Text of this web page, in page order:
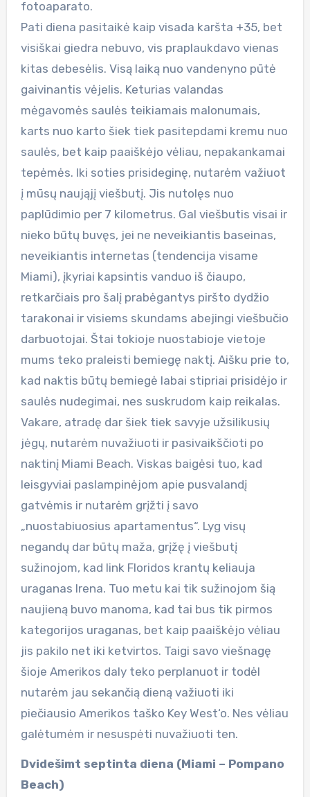
fotoaparato.
Pati diena pasitaikė kaip visada karšta +35, bet
visiškai giedra nebuvo, vis praplaukdavo vienas
kitas debesėlis. Visą laiką nuo vandenyno pūtė
gaivinantis vėjelis. Keturias valandas
mėgavomės saulės teikiamais malonumais,
karts nuo karto šiek tiek pasitepdami kremu nuo
saulės, bet kaip paaiškėjo vėliau, nepakankamai
tepėmės. Iki soties prisideginę, nutarėm važiuot
į mūsų naująjį viešbutį. Jis nutolęs nuo
paplūdimio per 7 kilometrus. Gal viešbutis visai ir
nieko būtų buvęs, jei ne neveikiantis baseinas,
neveikiantis internetas (tendencija visame
Miami), įkyriai kapsintis vanduo iš čiaupo,
retkarčiais pro šalį prabėgantys piršto dydžio
tarakonai ir visiems skundams abejingi viešbučio
darbuotojai. Štai tokioje nuostabioje vietoje
mums teko praleisti bemiegę naktį. Aišku prie to,
kad naktis būtų bemiegė labai stipriai prisidėjo ir
saulės nudegimai, nes suskrudom kaip reikalas.
Vakare, atradę dar šiek tiek savyje užsilikusių
jėgų, nutarėm nuvažiuoti ir pasivaikščioti po
naktinį Miami Beach. Viskas baigėsi tuo, kad
leisgyviai paslampinėjom apie pusvalandį
gatvėmis ir nutarėm grįžti į savo
„nuostabiuosius apartamentus“. Lyg visų
negandų dar būtų maža, grįžę į viešbutį
sužinojom, kad link Floridos krantų keliauja
uraganas Irena. Tuo metu kai tik sužinojom šią
naujieną buvo manoma, kad tai bus tik pirmos
kategorijos uraganas, bet kaip paaiškėjo vėliau
jis pakilo net iki ketvirtos. Taigi savo viešnagę
šioje Amerikos daly teko perplanuot ir todėl
nutarėm jau sekančią dieną važiuoti iki
piečiausio Amerikos taško Key West‘o. Nes vėliau
galėtumėm ir nesuspėti nuvažiuoti ten.
Dvidešimt septinta diena (Miami – Pompano
Beach)